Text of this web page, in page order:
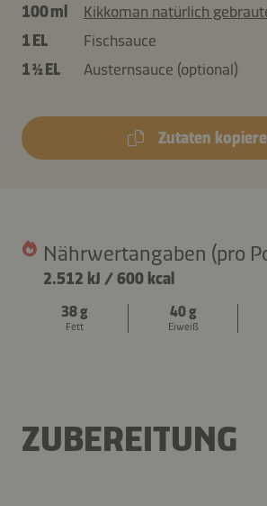
100 ml
Kikkoman natürlich
1 EL
Fischsauce
1 ½ EL
Austernsauce (optional)
Zutaten
Nährwertangaben (pro
2.512 kJ /600 kcal
38 g
Fett
40 g
Eiweiß
ZUBEREITUNG